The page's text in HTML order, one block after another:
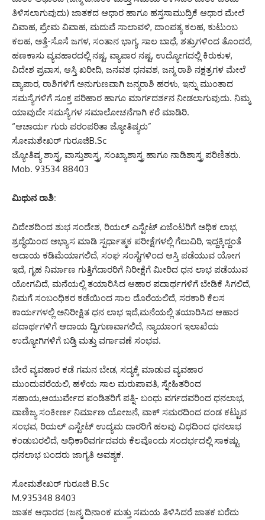
ತಿಳಿಸಲಾಗುವುದು) ಜಾತಕದ ಆಧಾರ ಹಾಗೂ ಹಸ್ತಸಾಮುದ್ರಿಕೆ ಆಧಾರ ಮೇಲೆ
ವಿವಾಹ, ಪ್ರೇಮ ವಿವಾಹ, ಮದುವೆ ಸಾಲಾವಳಿ, ದಾಂಪತ್ಯ ಕಲಹ, ಕುಟುಂಬ
ಕಲಹ, ಅತ್ತೆ-ಸೊಸೆ ಜಗಳ, ಸಂತಾನ ಭಾಗ್ಯ, ಸಾಲ ಬಾಧೆ, ಶತ್ರುಗಳಿಂದ ತೊಂದರೆ,
ಹಣಕಾಸು ವ್ಯವಹಾರದಲ್ಲಿ ನಷ್ಟ, ವ್ಯಾಪಾರ ನಷ್ಟ, ಉದ್ಯೋಗದಲ್ಲಿ ಕಿರುಕುಳ,
ವಿದೇಶ ಪ್ರವಾಸ, ಆಸ್ತಿ ಖರೀದಿ, ಜನವಶ ಧನವಶ, ಜನ್ಮ ರಾಶಿ ನಕ್ಷತ್ರಗಳ ಮೇಲೆ
ವ್ಯಾಪಾರ, ರಾಶಿಗಳಿಗೆ ಅನುಗುಣವಾಗಿ ಜನ್ಮರಾಶಿ ಹರಳು, ಇನ್ನು ಮುಂತಾದ
ಸಮಸ್ಯೆಗಳಿಗೆ ಸೂಕ್ತ ಪರಿಹಾರ ಹಾಗೂ ಮಾರ್ಗದರ್ಶನ ನೀಡಲಾಗುವುದು. ನಿಮ್ಮ
ಯಾವುದೇ ಸಮಸ್ಯೆಗಳ ಸಮಾಲೋಚನೆಗಾಗಿ ಕರೆ ಮಾಡಿರಿ.
“ಆಚಾರ್ಯ ಗುರು ಪರಂಪರಿತಾ ಜ್ಯೋತಿಷ್ಯರು”
ಸೋಮಶೇಖರ್ ಗುರೂಜಿB.Sc
ಜ್ಯೋತಿಷ್ಯ ಶಾಸ್ತ್ರ, ವಾಸ್ತುಶಾಸ್ತ್ರ, ಸಂಖ್ಯಾಶಾಸ್ತ್ರ ಹಾಗೂ ನಾಡಿಶಾಸ್ತ್ರ ಪರಿಣಿತರು.
Mob. 93534 88403
ಮಿಥುನ ರಾಶಿ:
ವಿದೇಶದಿಂದ ಶುಭ ಸಂದೇಶ, ರಿಯಲ್ ಎಸ್ಟೇಟ್ ಏಜೆಂಟರಿಗೆ ಅಧಿಕ ಲಾಭ,
ಶ್ರದ್ಧೆಯಿಂದ ಅಭ್ಯಾಸ ಮಾಡಿ ಸ್ಪರ್ಧಾತ್ಮಕ ಪರೀಕ್ಷೆಗಳಲ್ಲಿ ಗೆಲುವಿರಿ, ಇದ್ದಕ್ಕಿದ್ದಂತೆ
ಆದಾಯ ಕಡಿಮೆಯಾಗಲಿದೆ, ಸಂಘ ಸಂಸ್ಥೆಗಳಿಂದ ಆಸ್ತಿ ಪಡೆಯುವ ಯೋಗ
ಇದೆ, ಗೃಹ ನಿರ್ಮಾಣ ಗುತ್ತಿಗೆದಾರರಿಗೆ ನಿರೀಕ್ಷೆಗೆ ಮೀರಿದ ಧನ ಲಾಭ ಪಡೆಯುವ
ಯೋಗವಿದೆ, ಮನೆಯಲ್ಲಿ ತಯಾರಿಸಿದ ಆಹಾರ ಪದಾರ್ಥಗಳಿಗೆ ಬೇಡಿಕೆ ಸಿಗಲಿದೆ,
ನಿಮಗೆ ಸಂಬಂಧಿಕರ ಕಡೆಯಿಂದ ಸಾಲ ದೊರೆಯಲಿದೆ, ಸರಕಾರಿ ಕೆಲಸ
ಕಾರ್ಯಗಳಲ್ಲಿ ಅನಿರೀಕ್ಷಿತ ಧನ ಲಾಭ ಇದೆ,ಮನೆಯಲ್ಲಿ ತಯಾರಿಸಿದ ಆಹಾರ
ಪದಾರ್ಥಗಳಿಗೆ ಆದಾಯ ದ್ವಿಗುಣವಾಗಲಿದೆ, ನ್ಯಾಯಾಂಗ ಇಲಾಖೆಯ
ಉದ್ಯೋಗಿಗಳಿಗೆ ಬಡ್ತಿ ಮತ್ತು ವರ್ಗಾವಣೆ ಸಂಭವ.
ಬೇರೆ ವ್ಯವಹಾರ ಕಡೆ ಗಮನ ಬೇಡ, ಸದ್ಯಕ್ಕೆ ಮಾಡುವ ವ್ಯವಹಾರ
ಮುಂದುವರೆಯಲಿ, ಹಳೆಯ ಸಾಲ ಮರುಪಾವತಿ, ಸ್ನೇಹಿತರಿಂದ
ಸಹಾಯ,ಆಯುರ್ವೇದ ಪಂಡಿತರಿಗೆ ಪತ್ನಿ- ಬಂಧು ವರ್ಗದವರಿಂದ ಧನಲಾಭ,
ವಾಣಿಜ್ಯ ಸಂಕೀರ್ಣ ನಿರ್ಮಾಣ ಯೋಜನೆ, ವಾಕ್ ಸಮರದಿಂದ ದಂಡ ಕಟ್ಟುವ
ಸಂಭವ, ರಿಯಲ್ ಎಸ್ಟೇಟ್ ಉದ್ಯಮ ದಾರರಿಗೆ ಹಲವು ವಿಧದಿಂದ ಧನಲಾಭ
ಕಂಡುಬರಲಿದೆ, ಅಧಿಕಾರಿವರ್ಗದವರು ಕೆಲವೊಂದು ಸಂದರ್ಭದಲ್ಲಿ ಸಾಕಷ್ಟು
ಧನಲಾಭ ಬಂದರು ಜಾಗೃತಿ ಅವಶ್ಯಕ.
ಸೋಮಶೇಖರ್ ಗುರೂಜಿ B.Sc
M.935348 8403
ಜಾತಕ ಆಧಾರದ (ಜನ್ಮ ದಿನಾಂಕ ಮತ್ತು ಸಮಯ ತಿಳಿಸಿದರೆ ಜಾತಕ ಬರೆದು